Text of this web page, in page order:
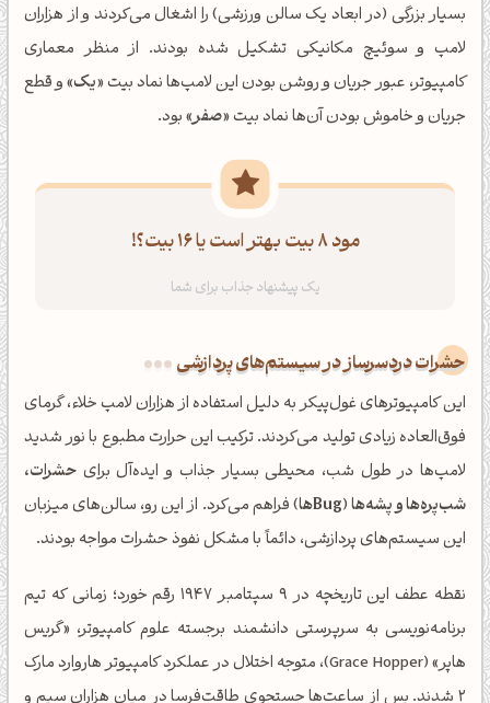
بسیار بزرگی (در ابعاد یک سالن ورزشی) را اشغال می‌کردند و از هزاران
لامپ و سوئیچ مکانیکی تشکیل شده بودند. از منظر معماری
کامپیوتر، عبور جریان و روشن بودن این لامپ‌ها نماد بیت «یک» و قطع
جریان و خاموش بودن آن‌ها نماد بیت «صفر» بود.
مود 8 بیت بهتر است یا 16 بیت؟!
حشرات دردسرساز در سیستم‌های پردازشی
این کامپیوترهای غول‌پیکر به دلیل استفاده از هزاران لامپ خلاء، گرمای
فوق‌العاده زیادی تولید می‌کردند. ترکیب این حرارت مطبوع با نور شدید
لامپ‌ها در طول شب، محیطی بسیار جذاب و ایده‌آل برای حشرات،
شب‌پره‌ها و پشه‌ها(Bugها ) فراهم می‌کرد. از این رو، سالن‌های میزبان
این سیستم‌های پردازشی، دائماً با مشکل نفوذ حشرات مواجه بودند.
نقطه عطف این تاریخچه در ۹ سپتامبر ۱۹۴۷ رقم خورد؛ زمانی که تیم
برنامه‌نویسی به سرپرستی دانشمند برجسته علوم کامپیوتر، «گریس
هاپر» (Grace Hopper)، متوجه اختلال در عملکرد کامپیوتر هاروارد مارک